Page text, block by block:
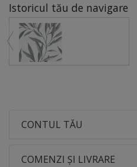
Istoricul tău de navigare
CONTUL TĂU
COMENZI ȘI LIVRARE